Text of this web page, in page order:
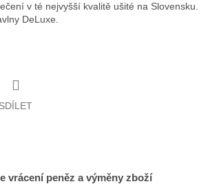
v té nejvyšší kvalitě ušité na Slovensku.
DeLuxe.
SDÍLET
vrácení peněz a výměny zboží